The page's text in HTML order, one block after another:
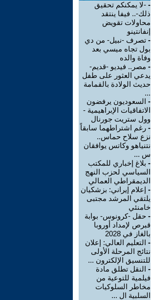
- -لا يمكنكم تحقيق
ذلك-.. فيفا ينتقد
محاولات تقويض
إنفانتينو
- تصرف -نبيل- من دي
بول تجاه ميسي بعد
وفاة والده
- مصر.. فيديو -قديم-
يدعي العثور على طفل
حديث الولادة بالقمامة
...
- السعوديون يرفضون
الاتفاقيات الإبراهيمية -
وول ستريت جورنال
- رغم اشتراطهما سابقاً
نزع سلاح حماس..
نتنياهو وكاتس يوافقان
س ...
- بلاغ إخباري للمكتب
السياسي لحزب النهج
الديمقراطي العمالي
- إعلام إيراني: بزشكيان
يلتقي المرشد مجتبى
خامنئي
- حقل -كرونوس- بوابة
قبرص لإمداد أوروبا
بالغاز في 2028
- التعليم العالي: إعلان
نتائج المرحلة الأولى
للتنسيق الإلكترون ...
- النقل تطلق مادة
فيلمية للتوعية من
مخاطر السلوكيات
السلبية ال ...